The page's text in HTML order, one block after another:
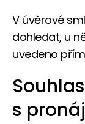
V úvěrové
dohledat, u
uvedeno
s